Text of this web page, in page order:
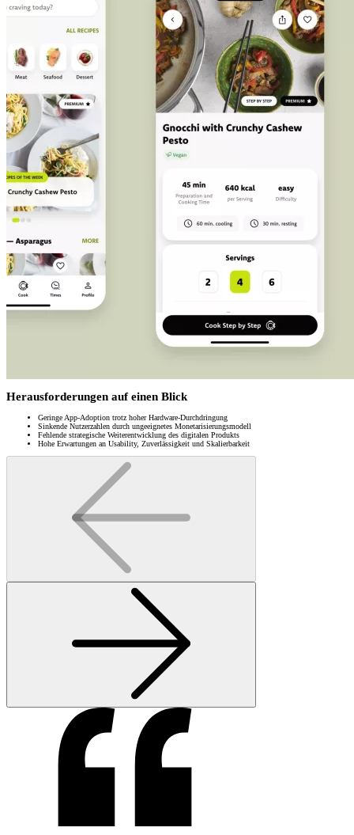
Herausforderungen auf einen Blick
Geringe App-Adoption trotz hoher Hardware-Durchdringung
Sinkende Nutzerzahlen durch ungeeignetes Monetarisierungsmodell
Fehlende strategische Weiterentwicklung des digitalen Produkts
Hohe Erwartungen an Usability, Zuverlässigkeit und Skalierbarkeit